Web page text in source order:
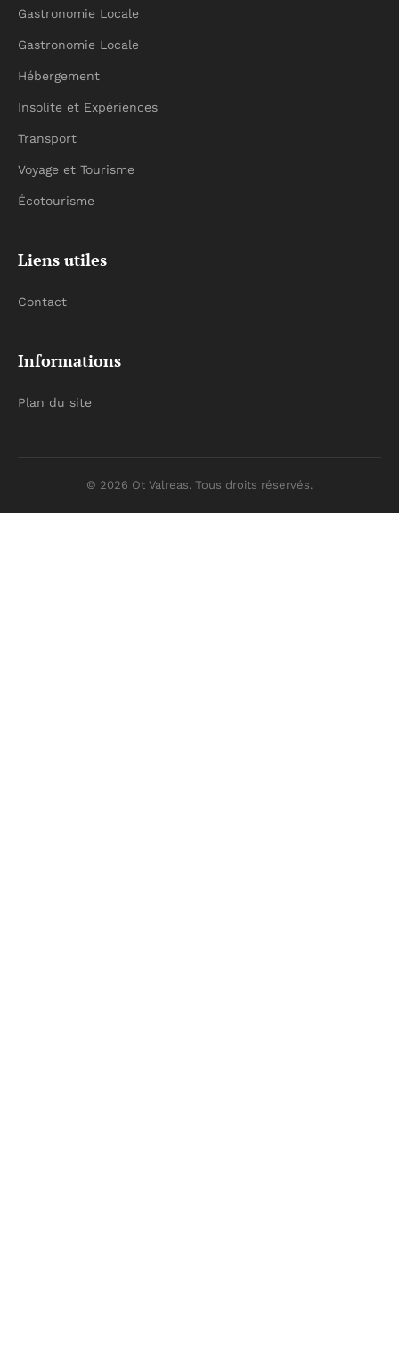
Gastronomie Locale
Gastronomie Locale
Hébergement
Insolite et Expériences
Transport
Voyage et Tourisme
Écotourisme
Liens utiles
Contact
Informations
Plan du site
© 2026 Ot Valreas. Tous droits réservés.